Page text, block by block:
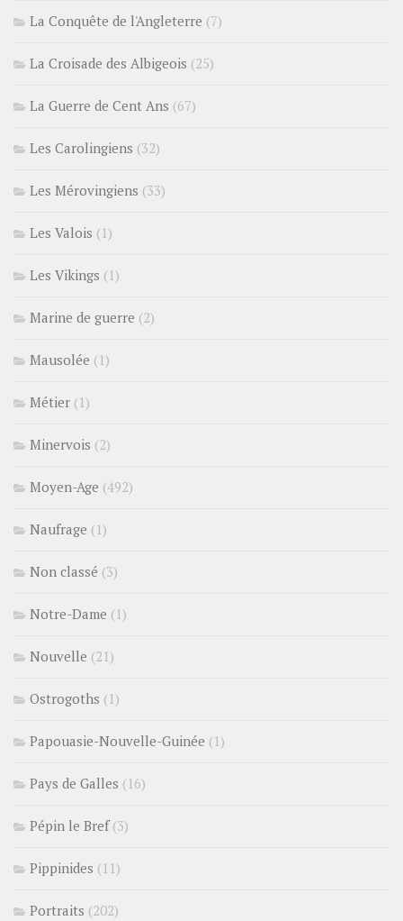
La Conquête de l'Angleterre (7)
La Croisade des Albigeois (25)
La Guerre de Cent Ans (67)
Les Carolingiens (32)
Les Mérovingiens (33)
Les Valois (1)
Les Vikings (1)
Marine de guerre (2)
Mausolée (1)
Métier (1)
Minervois (2)
Moyen-Age (492)
Naufrage (1)
Non classé (3)
Notre-Dame (1)
Nouvelle (21)
Ostrogoths (1)
Papouasie-Nouvelle-Guinée (1)
Pays de Galles (16)
Pépin le Bref(3)
Pippinides (11)
Portraits (202)